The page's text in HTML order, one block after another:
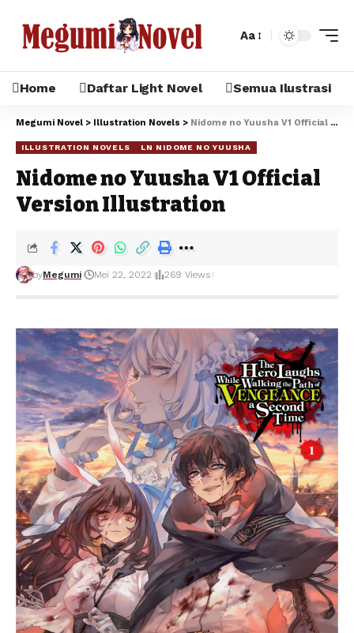
Aa
Home Daftar Light Novel Semua Ilustrasi
Megumi Novel > Illustration Novels > Nidome no Yuusha V1 Official Version Illustration
ILLUSTRATION NOVELS LN NIDOME NO YUUSHA
Nidome no Yuusha V1 Official
Version Illustration
byMegumi Mei 22, 2022 269 Views